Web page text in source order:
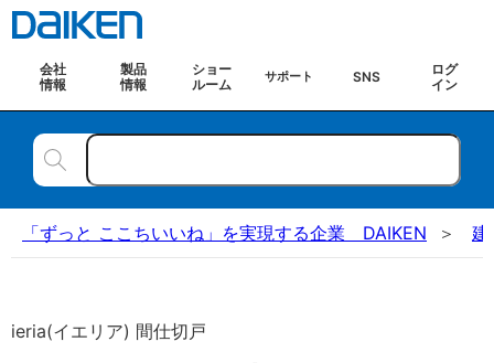
会社
情報
製品
情報
ショー
ルーム
サポート SNS
ログ
イン
「ずっと ここちいいね」を実現する企業 DAIKEN 建
ieria(イエリア) 間仕切戸